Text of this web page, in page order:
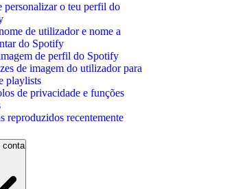
personalizar o teu perfil do
de utilizador e nome a
do Spotify
de perfil do Spotify
de imagem do utilizador para
playlists
de privacidade e funções
reproduzidos recentemente
conta